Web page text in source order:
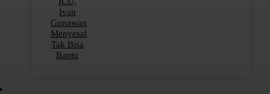
Ivan
Gunawan
Menyesal
Tak Bisa
Bantu